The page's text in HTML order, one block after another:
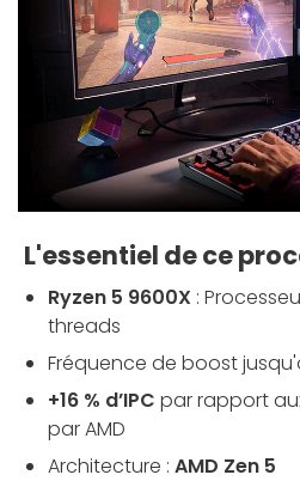
L'essentiel de ce
Ryzen 5 9600X :
threads
Fréquence de boost
+16 % d’IPC par rapport
par AMD
Architecture : AMD Zen 5